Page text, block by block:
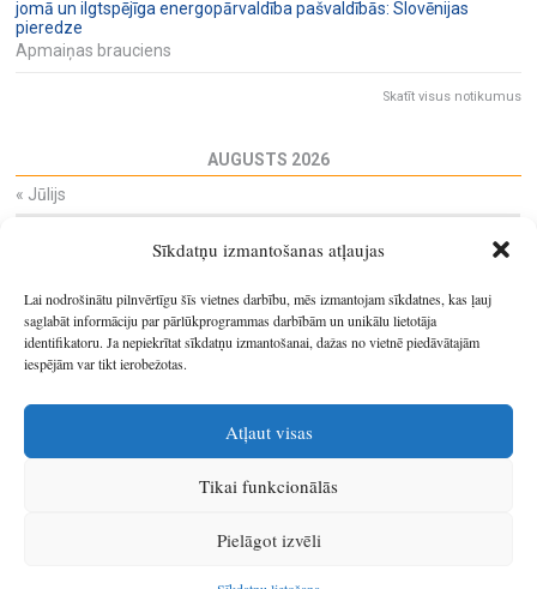
Sīkdatņu izmantošanas atļaujas
Lai nodrošinātu pilnvērtīgu šīs vietnes darbību, mēs izmantojam sīkdatnes, kas ļauj
saglabāt informāciju par pārlūkprogrammas darbībām un unikālu lietotāja
identifikatoru. Ja nepiekrītat sīkdatņu izmantošanai, dažas no vietnē piedāvātajām
iespējām var tikt ierobežotas.
Atļaut visas
Tikai funkcionālās
Pielāgot izvēli
jomā un ilgtspējīga energopārvaldība pašvaldībās: Slovēnijas
pieredze
Apmaiņas brauciens
Skatīt visus notikumus
AUGUSTS 2026
« Jūlijs
29 30 31 1
12 14 15
17
18 19 20 21 22
23
24
25 26
31
1 2 3 4 5 6
IzstrādātājsSIA Info